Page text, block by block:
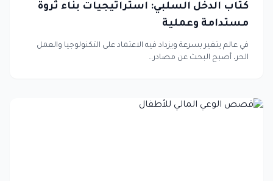
كتاب الدخل السلبي: استراتيجيات بناء ثروة
مستدامة وعملية
في عالم يتغير بسرعة ويزداد فيه الاعتماد على التكنولوجيا والعمل
الحر، أصبح البحث عن مصادر…